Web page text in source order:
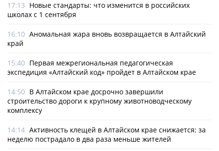
17:13 Новые стандарты: что изменится в российских
школах с 1 сентября
16:10 Аномальная жара вновь возвращается в Алтайский
край
15:40 Первая межрегиональная педагогическая
экспедиция «Алтайский код» пройдет в Алтайском крае
14:50 В Алтайском крае досрочно завершили
строительство дороги к крупному животноводческому
комплексу
14:14 Активность клещей в Алтайском крае снижается: за
неделю пострадало в два раза меньше жителей